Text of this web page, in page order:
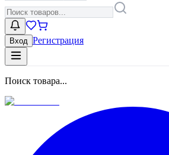
Вход Регистрация
Поиск товара...